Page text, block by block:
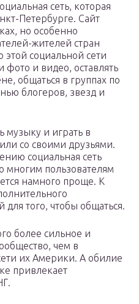
сеть, которая
Петербурге. Сайт
но особенно
жителей стран
социальной сети
фото и видео, оставлять
общаться в группах по
блогеров, звезд и
музыку и играть в
со своими друзьями.
социальная сеть
многим пользователям
намного проще. К
того, чтобы общаться.
более сильное и
чем в
их Америки. А обилие
привлекает